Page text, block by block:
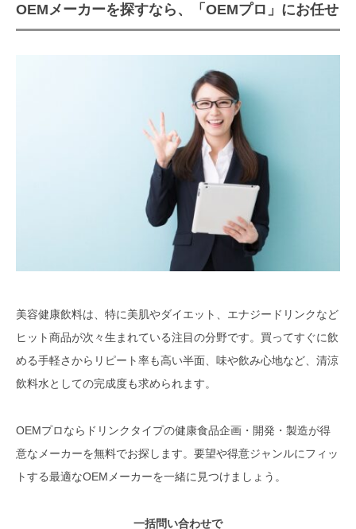
OEMメーカーを探すなら、「OEMプロ」にお任せ
美容健康飲料は、特に美肌やダイエット、エナジードリンクなど
ヒット商品が次々生まれている注目の分野です。買ってすぐに飲
める手軽さからリピート率も高い半面、味や飲み心地など、清涼
飲料水としての完成度も求められます。
OEMプロならドリンクタイプの健康食品企画・開発・製造が得
意なメーカーを無料でお探します。要望や得意ジャンルにフィッ
トする最適なOEMメーカーを一緒に見つけましょう。
一括問い合わせで